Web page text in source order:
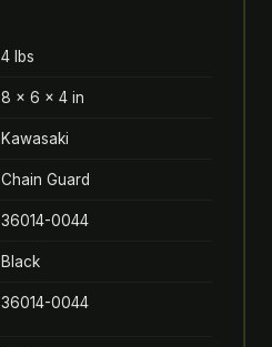
4 lbs
8 × 6 × 4 in
Kawasaki
Chain Guard
36014-0044
Black
36014-0044